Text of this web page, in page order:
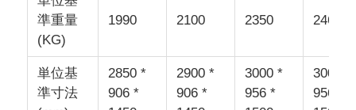
準重量
(KG)
1990 2100 2350 2460
単位基
準寸法
2850 *
906 *
2900 *
906 *
3000 *
956 *
3000 *
956 *